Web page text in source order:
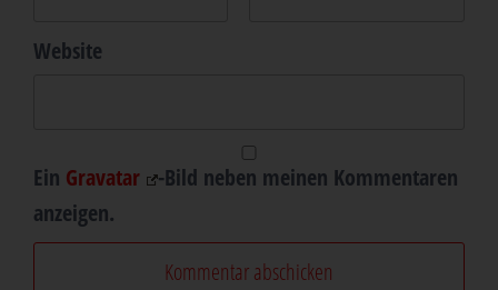
Website
Ein Gravatar
-Bild neben meinen Kommentaren
anzeigen.